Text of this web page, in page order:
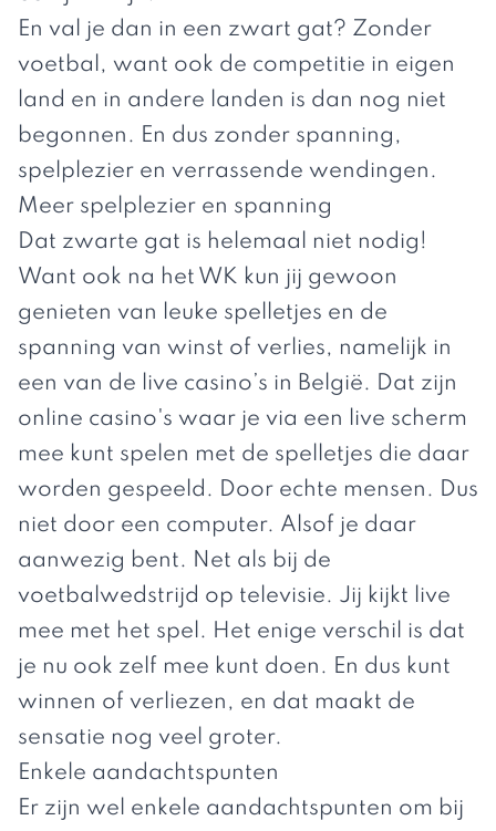
En val je dan in een zwart gat? Zonder
voetbal, want ook de competitie in eigen
land en in andere landen is dan nog niet
begonnen. En dus zonder spanning,
spelplezier en verrassende wendingen.
Meer spelplezier en spanning
Dat zwarte gat is helemaal niet nodig!
Want ook na het WK kun jij gewoon
genieten van leuke spelletjes en de
spanning van winst of verlies, namelijk in
een van de live casino’s in België. Dat zijn
online casino's waar je via een live scherm
mee kunt spelen met de spelletjes die daar
worden gespeeld. Door echte mensen. Dus
niet door een computer. Alsof je daar
aanwezig bent. Net als bij de
voetbalwedstrijd op televisie. Jij kijkt live
mee met het spel. Het enige verschil is dat
je nu ook zelf mee kunt doen. En dus kunt
winnen of verliezen, en dat maakt de
sensatie nog veel groter.
Enkele aandachtspunten
Er zijn wel enkele aandachtspunten om bij